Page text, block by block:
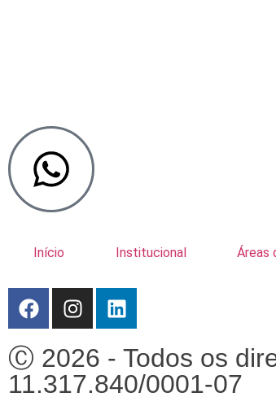
Início Institucional Áreas
Ⓒ 2026 - Todos os
11.317.840/0001-07